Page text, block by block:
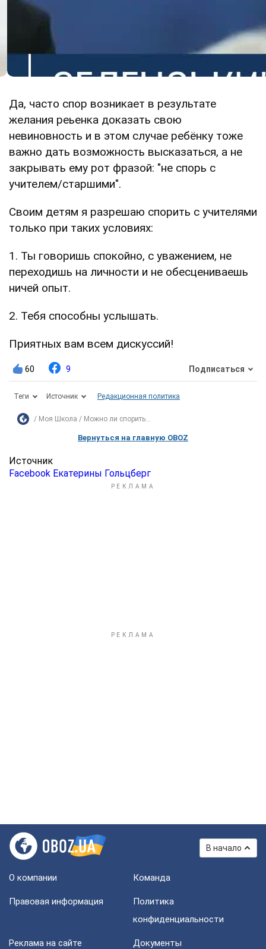
Да, часто спор возникает в результате
желания реьенка доказать свою
невиновность и в этом случае ребёнку тоже
важно дать возможность высказаться, а не
закрывать ему рот фразой: "не спорь с
учителем/старшими".
Своим детям я разрешаю спорить с учителями
только при таких условиях:
1. Ты говоришь спокойно, с уважением, не
переходишь на личности и не обесцениваешь
ничей опыт.
2. Тебя способны услышать.
Приятных вам всем дискуссий!
60 9 Подписаться
Теги Источник Редакционная политика
Моя Школа Можно ли спорить...
Вернуться на главную OBOZ
Источник
Facebook Екатерины Гольцберг
В начало
О компании Команда
Правовая информация
Политика
конфиденциальности
Реклама на сайте Документы